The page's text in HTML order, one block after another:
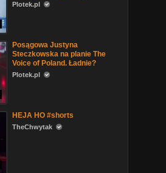
Plotek.pl
Posągowa Justyna
Steczkowska na planie The
Voice of Poland. Ładnie?
Plotek.pl
HEJA HO #shorts
TheChwytak